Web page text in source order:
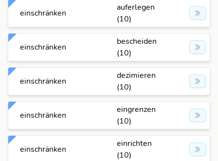
einschränken
auferlegen
(10)
einschränken
bescheiden
(10)
einschränken
dezimieren
(10)
einschränken
eingrenzen
(10)
einschränken
einrichten
(10)